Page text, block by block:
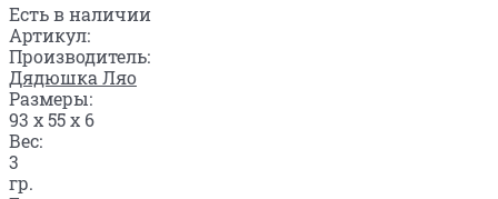
Есть в наличии
Артикул:
Производитель:
Дядюшка Ляо
Размеры:
93 x 55 x 6
Вес:
3
гр.